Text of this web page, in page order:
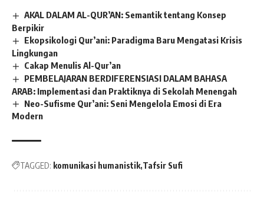
AKAL DALAM AL-QUR’AN: Semantik tentang Konsep
Berpikir
Ekopsikologi Qur’ani: Paradigma Baru Mengatasi Krisis
Lingkungan
Cakap Menulis Al-Qur’an
PEMBELAJARAN BERDIFERENSIASI DALAM BAHASA
ARAB: Implementasi dan Praktiknya di Sekolah Menengah
Neo-Sufisme Qur’ani: Seni Mengelola Emosi di Era
Modern
TAGGED: komunikasi humanistik Tafsir Sufi